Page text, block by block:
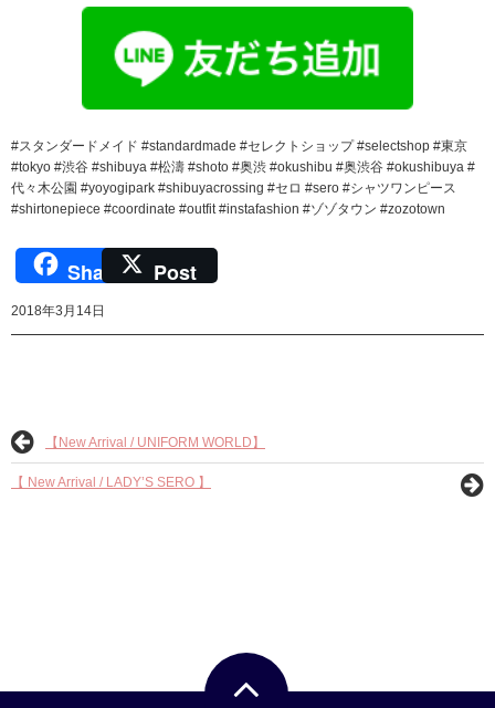
#スタンダードメイド #standardmade #セレクトショップ #selectshop #東京
#tokyo #渋谷 #shibuya #松濤 #shoto #奥渋 #okushibu #奥渋谷 #okushibuya #
代々木公園 #yoyogipark #shibuyacrossing #セロ #sero #シャツワンピース
#shirtonepiece #coordinate #outfit #instafashion #ゾゾタウン #zozotown
Share Post
2018年3月14日
【New Arrival / UNIFORM WORLD】
【 New Arrival / LADY’S SERO 】